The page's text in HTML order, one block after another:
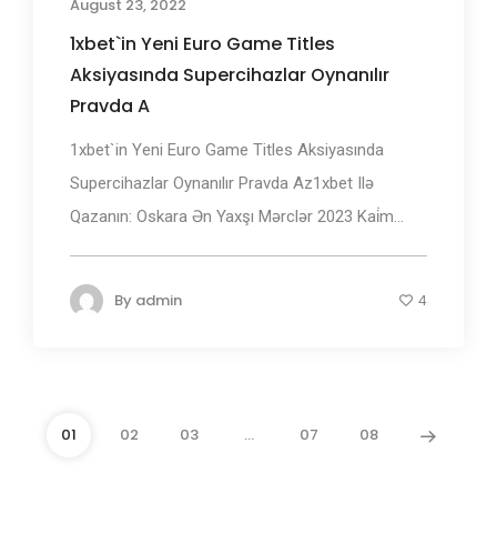
August 23, 2022
1xbet`in Yeni Euro Game Titles
Aksiyasında Supercihazlar Oynanılır
Pravda A
1xbet`in Yeni Euro Game Titles Aksiyasında
Supercihazlar Oynanılır Pravda Az1xbet Ilə
Qazanın: Oskara Ən Yaxşı Mərclər 2023 Kai̇m...
By admin 4
01 02 03 … 07 08